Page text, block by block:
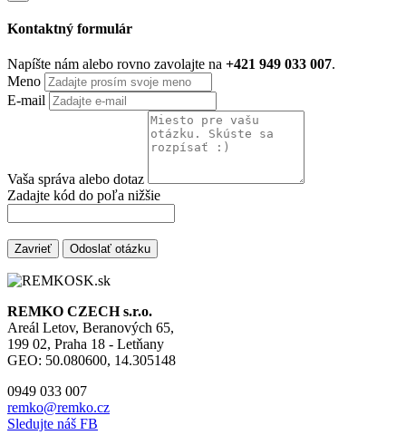
Kontaktný formulár
Napíšte nám alebo rovno zavolajte na +421 949 033 007.
Meno
E-mail
Vaša správa alebo dotaz
Zadajte kód do poľa nižšie
Zavrieť Odoslať otázku
REMKO CZECH s.r.o.
Areál Letov, Beranových 65,
199 02, Praha 18 - Letňany
GEO: 50.080600, 14.305148
0949 033 007
remko@remko.cz
Sledujte náš FB